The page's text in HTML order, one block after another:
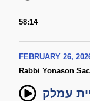
58:14
FEBRUARY 26,
Rabbi Yonason
עמלק